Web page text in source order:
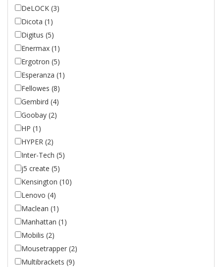
DeLOCK (3)
Dicota (1)
Digitus (5)
Enermax (1)
Ergotron (5)
Esperanza (1)
Fellowes (8)
Gembird (4)
Goobay (2)
HP (1)
HYPER (2)
Inter-Tech (5)
j5 create (5)
Kensington (10)
Lenovo (4)
Maclean (1)
Manhattan (1)
Mobilis (2)
Mousetrapper (2)
Multibrackets (9)